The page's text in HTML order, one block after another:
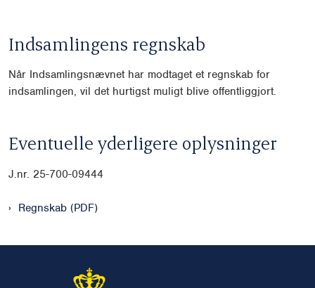
Indsamlingens regnskab
Når Indsamlingsnævnet har modtaget et regnskab for
indsamlingen, vil det hurtigst muligt blive offentliggjort.
Eventuelle yderligere oplysninger
J.nr. 25-700-09444
Regnskab (PDF)